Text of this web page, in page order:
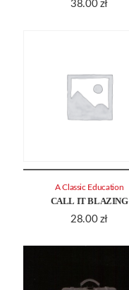
38.00 zł
CALL IT BLAZING
28.00 zł
A Classic Education